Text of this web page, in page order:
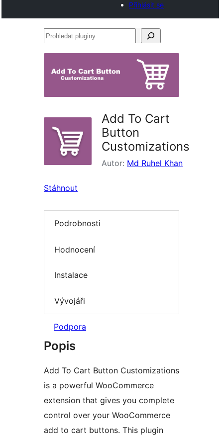
Přihlásit se
Prohledat
Add To Cart
Button
Customizations
Autor: Md Ruhel Khan
Stáhnout
Podrobnosti
Hodnocení
Instalace
Vývojáři
Podpora
Popis
Add To Cart Button Customizations
is a powerful WooCommerce
extension that gives you complete
control over your WooCommerce
add to cart buttons. This plugin